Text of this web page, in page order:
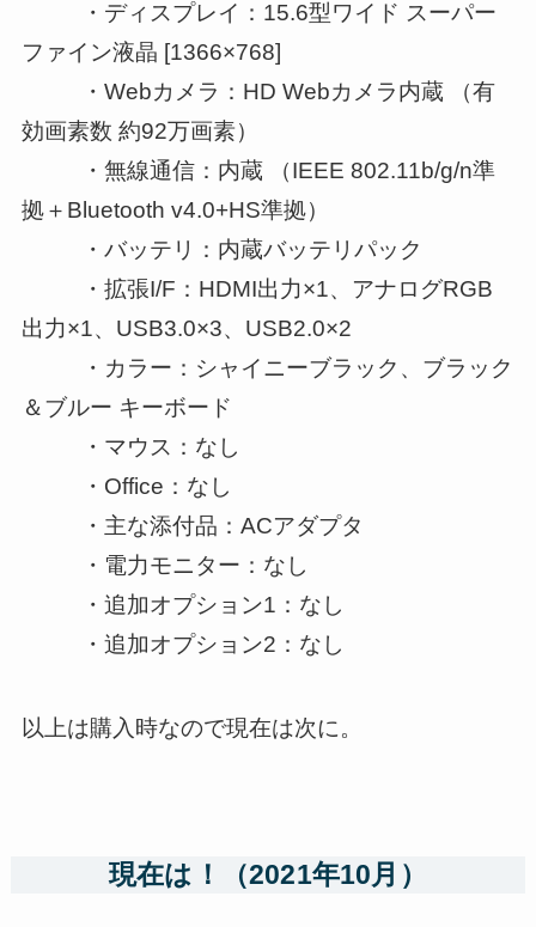
・ディスプレイ：15.6型ワイド スーパー
ファイン液晶 [1366×768]
・Webカメラ：HD Webカメラ内蔵 （有
効画素数 約92万画素）
・無線通信：内蔵 （IEEE 802.11b/g/n準
拠＋Bluetooth v4.0+HS準拠）
・バッテリ：内蔵バッテリパック
・拡張I/F：HDMI出力×1、アナログRGB
出力×1、USB3.0×3、USB2.0×2
・カラー：シャイニーブラック、ブラック
＆ブルー キーボード
・マウス：なし
・Office：なし
・主な添付品：ACアダプタ
・電力モニター：なし
・追加オプション1：なし
・追加オプション2：なし
以上は購入時なので現在は次に。
現在は！（2021年10月）